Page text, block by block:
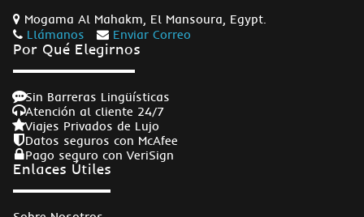
Mogama Al Mahakm, El Mansoura, Egypt.
Llámanos
Enviar Correo
Por Qué Elegirnos
Sin Barreras Lingüísticas
Atención al cliente 24/7
Viajes Privados de Lujo
Datos seguros con McAfee
Pago seguro con VeriSign
Enlaces Útiles